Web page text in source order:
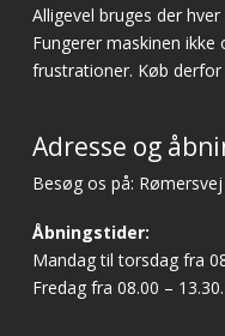
Alligevel bruges der
Fungerer maskinen
frustrationer. Køb
Adresse og
Besøg os på:
Åbningstider:
Mandag til torsdag fra
Fredag fra 08.00 – 13.30.